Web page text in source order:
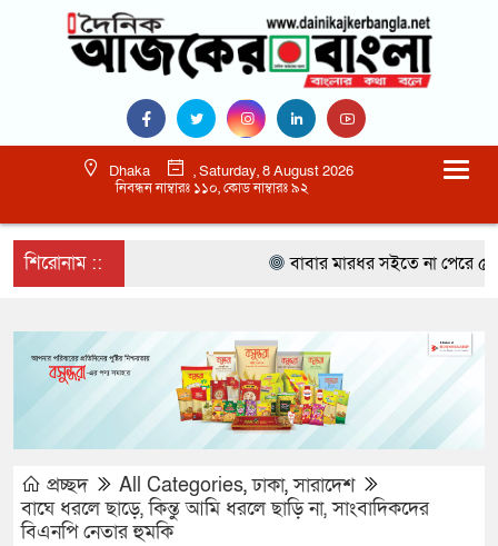
Dhaka
, Saturday, 8 August 2026
নিবন্ধন নাম্বারঃ ১১০, কোড নাম্বারঃ ৯২
শিরোনাম :: বাবার মারধর সইতে না পেরে ৫০০
প্রচ্ছদ All Categories,ঢাকা,সারাদেশ
বাঘে ধরলে ছাড়ে, কিন্তু আমি ধরলে ছাড়ি না, সাংবাদিকদের
বিএনপি নেতার হুমকি